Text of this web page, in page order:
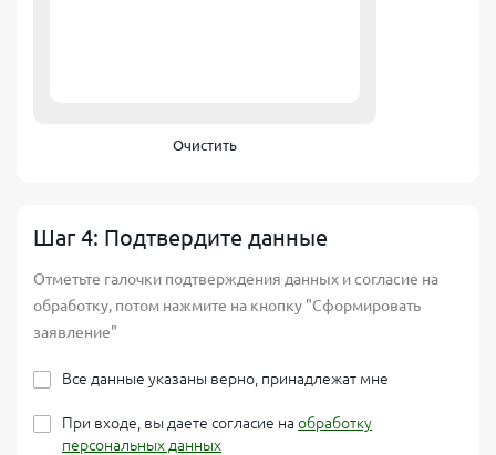
Очистить
Шаг 4: Подтвердите данные
Отметьте галочки подтверждения данных и согласие на
обработку, потом нажмите на кнопку "Сформировать
заявление"
Все данные указаны верно, принадлежат мне
При входе, вы даете согласие на обработку
персональных данных